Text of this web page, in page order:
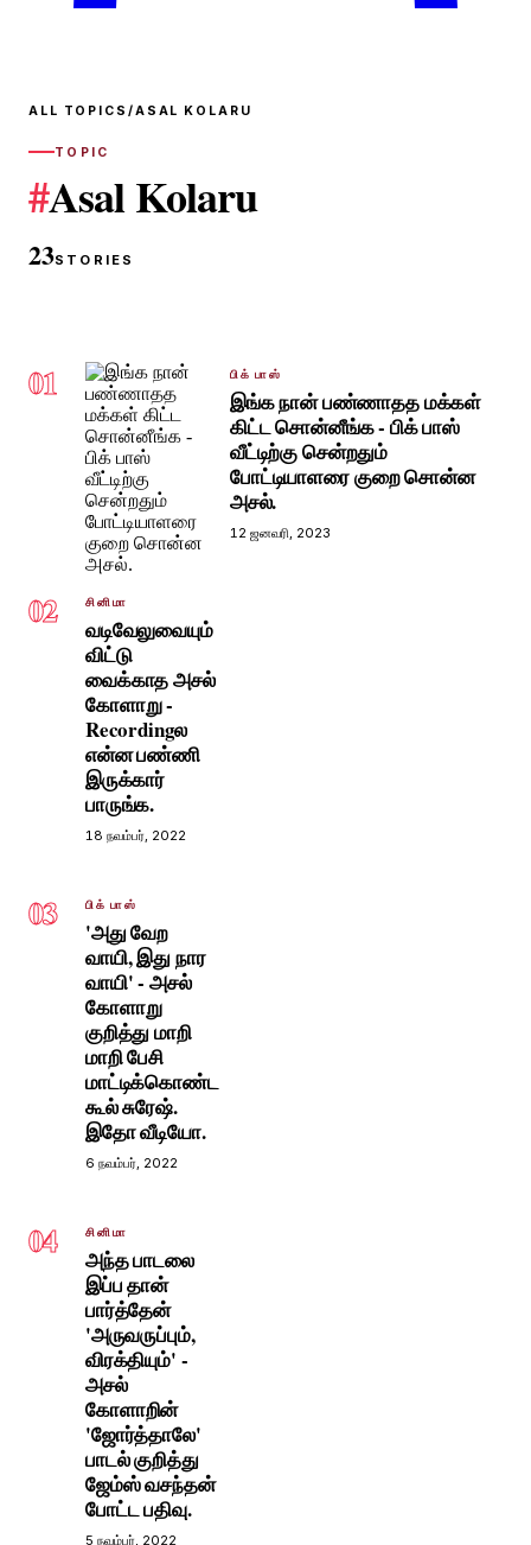
ALL TOPICS /ASAL KOLARU
TOPIC
#Asal Kolaru
23STORIES
01 பிக் பாஸ்
இங்க நான் பண்ணாதத மக்கள்
கிட்ட சொன்னீங்க - பிக் பாஸ்
வீட்டிற்கு சென்றதும்
போட்டியாளரை குறை சொன்ன
அசல்.
12 ஜனவரி, 2023
02 சினிமா
வடிவேலுவையும்
விட்டு
வைக்காத அசல்
கோளாறு -
Recordingல
என்ன பண்ணி
இருக்கார்
பாருங்க.
18 நவம்பர், 2022
03 பிக் பாஸ்
'அது வேற
வாயி, இது நார
வாயி' - அசல்
கோளாறு
குறித்து மாறி
மாறி பேசி
மாட்டிக்கொண்ட
கூல் சுரேஷ்.
இதோ வீடியோ.
6 நவம்பர், 2022
04 சினிமா
அந்த பாடலை
இப்ப தான்
பார்த்தேன்
'அருவருப்பும்,
விரக்தியும்' -
அசல்
கோளாறின்
'ஜோர்த்தாலே'
பாடல் குறித்து
ஜேம்ஸ் வசந்தன்
போட்ட பதிவு.
5 நவம்பர், 2022